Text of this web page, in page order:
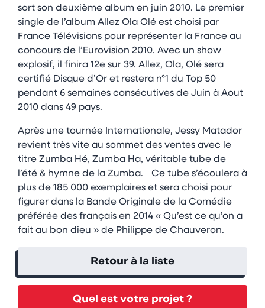
sort son deuxième album en juin 2010. Le premier
single de l’album Allez Ola Olé est choisi par
France Télévisions pour représenter la France au
concours de l’Eurovision 2010. Avec un show
explosif, il finira 12e sur 39. Allez, Ola, Olé sera
certifié Disque d’Or et restera n°1 du Top 50
pendant 6 semaines consécutives de Juin à Aout
2010 dans 49 pays.
Après une tournée Internationale, Jessy Matador
revient très vite au sommet des ventes avec le
titre Zumba Hé, Zumba Ha, véritable tube de
l’été & hymne de la Zumba. Ce tube s’écoulera à
plus de 185 000 exemplaires et sera choisi pour
figurer dans la Bande Originale de la Comédie
préférée des français en 2014 « Qu’est ce qu’on a
fait au bon dieu » de Philippe de Chauveron.
Retour à la liste
Quel est votre projet ?